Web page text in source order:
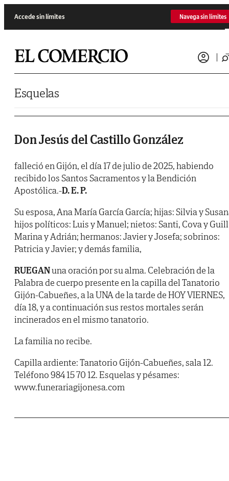
Accede sin límites Navega sin límites
Esquelas
Don Jesús del Castillo González
falleció en Gijón, el día 17 de julio de 2025, habiendo
recibido los Santos Sacramentos y la Bendición
Apostólica.-D. E. P.
Su esposa, Ana María García García; hijas: Silvia y
hijos políticos: Luis y Manuel; nietos: Santi, Cova y
Marina y Adrián; hermanos: Javier y Josefa; sobrinos:
Patricia y Javier; y demás familia,
RUEGANuna oración por su alma. Celebración de la
Palabra de cuerpo presente en la capilla del Tanatorio
Gijón-Cabueñes, a la UNA de la tarde de HOY VIERNES,
día 18, y a continuación sus restos mortales serán
incinerados en el mismo tanatorio.
La familia no recibe.
Capilla ardiente: Tanatorio Gijón-Cabueñes, sala 12.
Teléfono 984 15 70 12. Esquelas y pésames:
www.funerariagijonesa.com